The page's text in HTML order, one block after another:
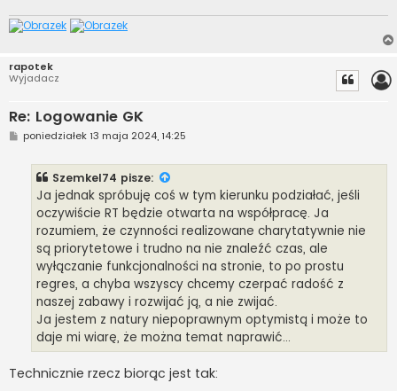
rapotek
Wyjadacz
Re: Logowanie GK
P
o
poniedziałek 13 maja 2024, 14:25
Szemkel74 pisze:
Ja jednak spróbuję coś w tym kierunku podziałać, jeśli
oczywiście RT będzie otwarta na współpracę. Ja
rozumiem, że czynności realizowane charytatywnie nie
są priorytetowe i trudno na nie znaleźć czas, ale
wyłączanie funkcjonalności na stronie, to po prostu
regres, a chyba wszyscy chcemy czerpać radość z
naszej zabawy i rozwijać ją, a nie zwijać.
Ja jestem z natury niepoprawnym optymistą i może to
daje mi wiarę, że można temat naprawić...
Technicznie rzecz biorąc jest tak: